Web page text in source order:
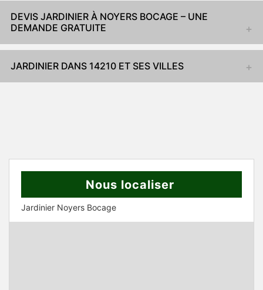
DEVIS JARDINIER À NOYERS BOCAGE – UNE
DEMANDE GRATUITE
JARDINIER DANS 14210 ET SES VILLES
Nous localiser
Jardinier Noyers Bocage